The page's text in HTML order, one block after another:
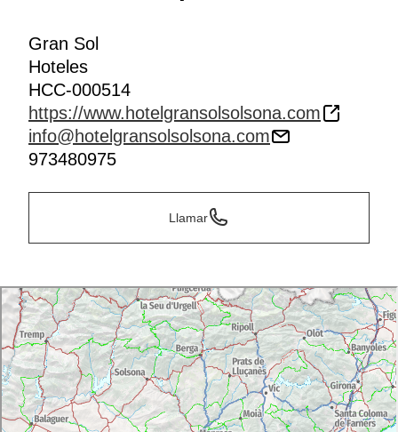
Gran Sol
Hoteles
HCC-000514
https://www.hotelgransolsolsona.com
info@hotelgransolsolsona.com
973480975
Llamar